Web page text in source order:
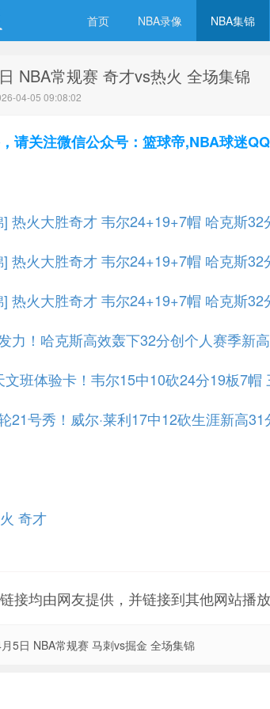
首页 NBA录像 NBA集锦
NBA常规赛 奇才vs热火 全场集锦
04-05 09:08:02
请关注微信公众号：篮球帝,NBA球迷
热火大胜奇才 韦尔24+19+7帽 哈克斯
热火大胜奇才 韦尔24+19+7帽 哈克斯
热火大胜奇才 韦尔24+19+7帽 哈克斯
力！哈克斯高效轰下32分创个人赛季新高
文班体验卡！韦尔15中10砍24分19板7帽
21号秀！威尔·莱利17中12砍生涯新高
奇才
接均由网友提供，并链接到其他网站播放
5日 NBA常规赛 马刺vs掘金 全场集锦